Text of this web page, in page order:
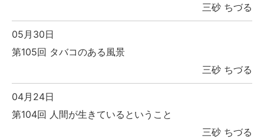
三砂 ちづる
05月30日
第105回 タバコのある風景
三砂 ちづる
04月24日
第104回 人間が生きているということ
三砂 ちづる